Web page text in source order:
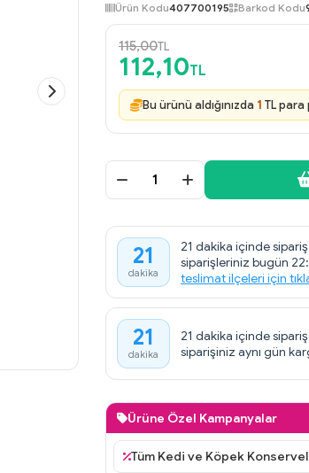
Ürün Kodu407700195 Barkod Kodu
115,00TL
112,10TL
Bu ürünü aldığınızda 1 TL para
21
dakika
21 dakika içinde
siparişleriniz bugün
teslimat ilçeleri için
21
dakika
21 dakika içinde
siparişiniz aynı gün
Ürüne Özel Kampanyalar
Tüm Kedi ve Köpek